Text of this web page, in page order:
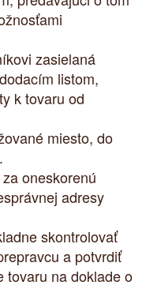
zasielaná
listom,
k tovaru od
miesto, do
oneskorenú
adresy
skontrolovať
a potvrdiť
tovaru na doklade o